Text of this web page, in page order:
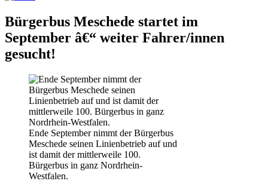
Bürgerbus Meschede startet im
September â€“ weiter Fahrer/innen
gesucht!
Ende September nimmt der Bürgerbus
Meschede seinen Linienbetrieb auf und
ist damit der mittlerweile 100.
Bürgerbus in ganz Nordrhein-
Westfalen.